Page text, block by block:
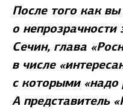
После того как
о непрозрачности
Сечин, глава
в числе
с которыми «надо
А представитель